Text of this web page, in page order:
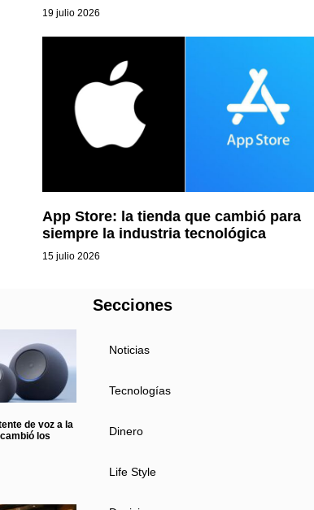
19 julio 2026
App Store: la tienda que cambió para
siempre la industria tecnológica
15 julio 2026
de voz a la
los
Secciones
Noticias
Tecnologías
Dinero
Life Style